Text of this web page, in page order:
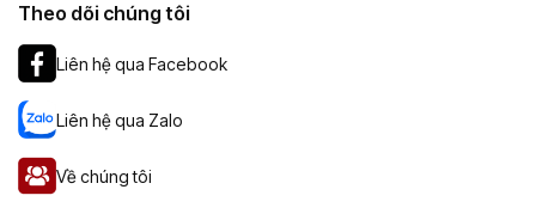
Theo dõi chúng tôi
Liên hệ qua Facebook
Liên hệ qua Zalo
Về chúng tôi